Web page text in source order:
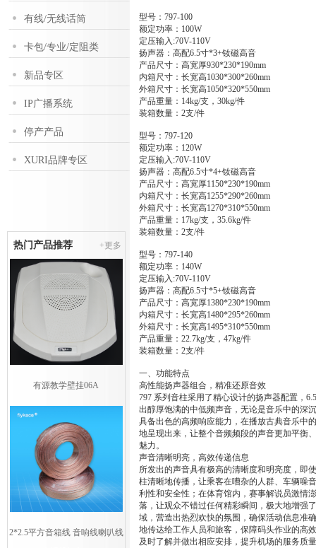
有线/无线话筒
卡包/专业/定阻类
新品专区
IP广播系统
停产产品
XURI品牌专区
热门产品推荐 +更多
有源教学壁挂06A
2*2.5平方音箱线 音响线喇叭线
型号：797-100
额定功率：100W
定压输入:70V-110V
扬声器：高配6.5寸*3+钕磁高音
产品尺寸：高宽厚930*230*190mm
内箱尺寸：长宽高1030*300*260mm
外箱尺寸：长宽高1050*320*550mm
产品重量：14kg/支，30kg/件
装箱数量：2支/件
型号：797-120
额定功率：120W
定压输入:70V-110V
扬声器：高配6.5寸*4+钕磁高音
产品尺寸：高宽厚1150*230*190mm
内箱尺寸：长宽高1255*290*260mm
外箱尺寸：长宽高1270*310*550mm
产品重量：17kg/支，35.6kg/件
装箱数量：2支/件
型号：797-140
额定功率：140W
定压输入:70V-110V
扬声器：高配6.5寸*5+钕磁高音
产品尺寸：高宽厚1380*230*190mm
内箱尺寸：长宽高1480*295*260mm
外箱尺寸：长宽高1495*310*550mm
产品重量：22.7kg/支，47kg/件
装箱数量：2支/件
一、功能特点
高性能扬声器组合，精准还原音效
797 系列音柱采用了精心设计的扬声器配置，
出醇厚饱满的中低频声音，无论是音乐中的深
具备出色的高频响应能力，在播放古典音乐中
地呈现出来，让整个音频频段的声音更加平衡
魅力。
声音清晰明亮，高效传递信息
所发出的声音具有极高的清晰度和明亮度，即
柱清晰地传播，让乘客在嘈杂的人群、车辆噪
利性和安全性；在体育馆内，赛事解说员激情
落，让观众不错过任何精彩瞬间，极大地增强
域，营造出热烈欢快的氛围，确保活动信息准
地传达给工作人员和旅客，保障码头作业的高
及时了解并做出相应安排，提升机场的服务质